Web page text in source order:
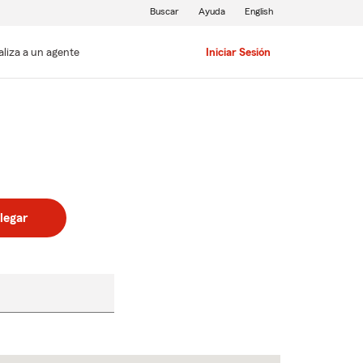
a un agente Iniciar Sesión
Buscar Ayuda English